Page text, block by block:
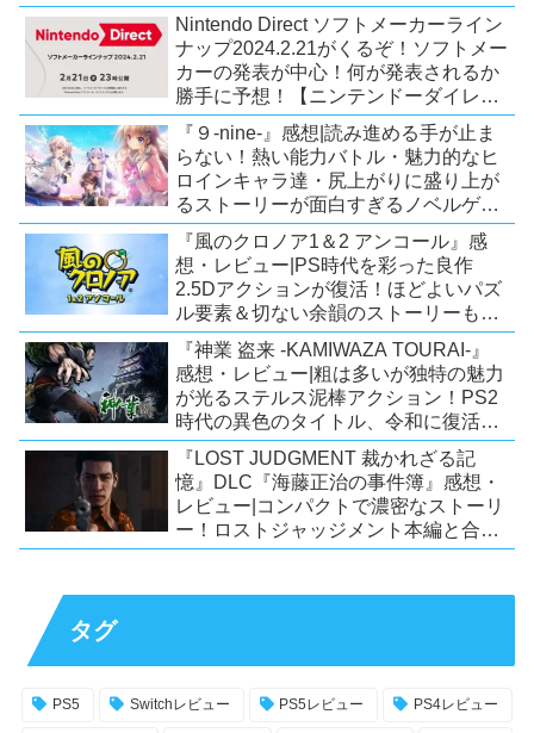
るが、プレイする価値のあるシリーズ
の人気作【Switch/PS4/Xone】
Nintendo Direct ソフトメーカーライン
ナップ2024.2.21がくるぞ！ソフトメー
カーの発表が中心！何が発表されるか
勝手に予想！【ニンテンドーダイレク
ト予想】
『９-nine-』感想|読み進める手が止ま
らない！熱い能力バトル・魅力的なヒ
ロインキャラ達・尻上がりに盛り上が
るストーリーが面白すぎるノベルゲ
ー！【PC/Steam/Switch/PS4】
『風のクロノア1＆2 アンコール』感
想・レビュー|PS時代を彩った良作
2.5Dアクションが復活！ほどよいパズ
ル要素＆切ない余韻のストーリーも魅
力！【Switch/PS5/PS4/Xbox
X|S/Xone/PC】
『神業 盗来 -KAMIWAZA TOURAI-』
感想・レビュー|粗は多いが独特の魅力
が光るステルス泥棒アクション！PS2
時代の異色のタイトル、令和に復活！
【Switch/PS4/Steam】
『LOST JUDGMENT 裁かれざる記
憶』DLC『海藤正治の事件簿』感想・
レビュー|コンパクトで濃密なストーリ
ー！ロストジャッジメント本編と合わ
せておすすめの満足度の高いDLC！
タグ
PS5 Switchレビュー PS5レビュー PS4レビュー